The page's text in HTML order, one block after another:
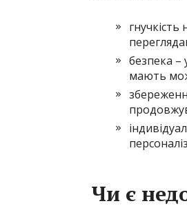
безпека –
мають
Чи є